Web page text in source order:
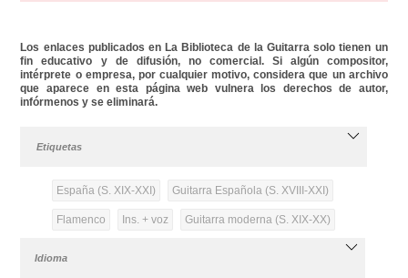
Los enlaces publicados en La Biblioteca de la Guitarra solo tienen un
fin educativo y de difusión, no comercial. Si algún compositor,
intérprete o empresa, por cualquier motivo, considera que un archivo
que aparece en esta página web vulnera los derechos de autor,
infórmenos y se eliminará.
Etiquetas
España (S. XIX-XXI) Guitarra Española (S. XVIII-XXI)
Flamenco Ins. + voz Guitarra moderna (S. XIX-XX)
Idioma